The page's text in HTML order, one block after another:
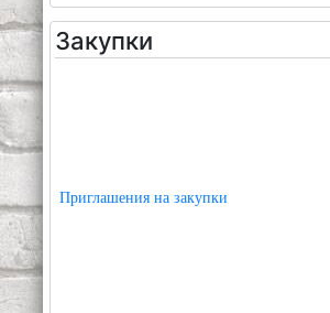
Закупки
Приглашения на закупки